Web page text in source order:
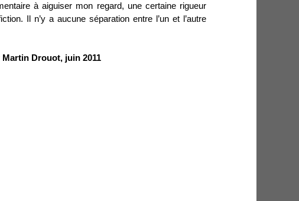
à aiguiser mon regard, une certaine rigueur
Il n’y a aucune séparation entre l’un et l’autre
Drouot, juin 2011